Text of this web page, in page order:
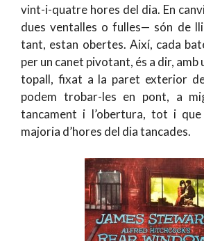
vint-i-quatre hores del dia. En
dues ventalles o fulles— són de
tant, estan obertes. Així, cada
per un canet pivotant, és a dir, amb
topall, fixat a la paret exterior
podem trobar-les en pont, a
tancament i l’obertura, tot i
majoria d’hores del dia tancades.